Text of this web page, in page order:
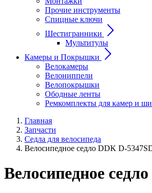
Прочие инструменты
Спицные ключи
Шестигранники
Мультитулы
Камеры и Покрышки
Велокамеры
Велониппели
Велопокрышки
Ободные ленты
Ремкомплекты для камер и
Главная
Запчасти
Седла для велосипеда
Велосипедное седло DDK D-
Велосипедное